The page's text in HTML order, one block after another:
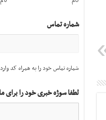
شماره تماس
شماره تماس خود را به همراه کد
لطفا سوژه خبری خود را برای